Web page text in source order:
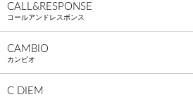
CALL&RESPONSE
コールアンドレスポンス
CAMBIO
カンビオ
C DIEM